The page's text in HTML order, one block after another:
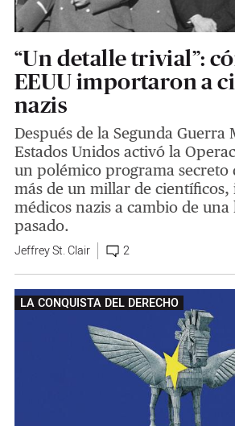
“Un detalle trivial”:
EEUU importaron a
nazis
Después de la Segunda Guerra
Estados Unidos activó la
un polémico programa secreto
más de un millar de científicos,
médicos nazis a cambio de una
pasado.
Jeffrey St. Clair 2
LA CONQUISTA DEL DERECHO